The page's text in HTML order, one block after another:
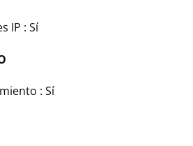
IP : Sí
: Sí